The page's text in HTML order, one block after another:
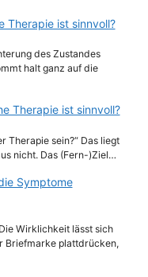
Therapie ist sinnvoll?
des Zustandes
halt ganz auf die
Therapie ist sinnvoll?
Therapie sein?“ Das liegt
nicht. Das (Fern-)Ziel…
Symptome
Wirklichkeit lässt sich
Briefmarke plattdrücken,